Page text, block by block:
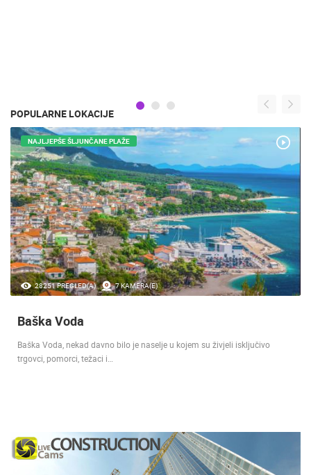
POPULARNE LOKACIJE
28251 PREGLED(A) 7 KAMERA(E)
NAJLJEPŠE ŠLJUNČANE PLAŽE
Baška Voda
Baška Voda, nekad davno bilo je naselje u kojem su živjeli isključivo
trgovci, pomorci, težaci i…